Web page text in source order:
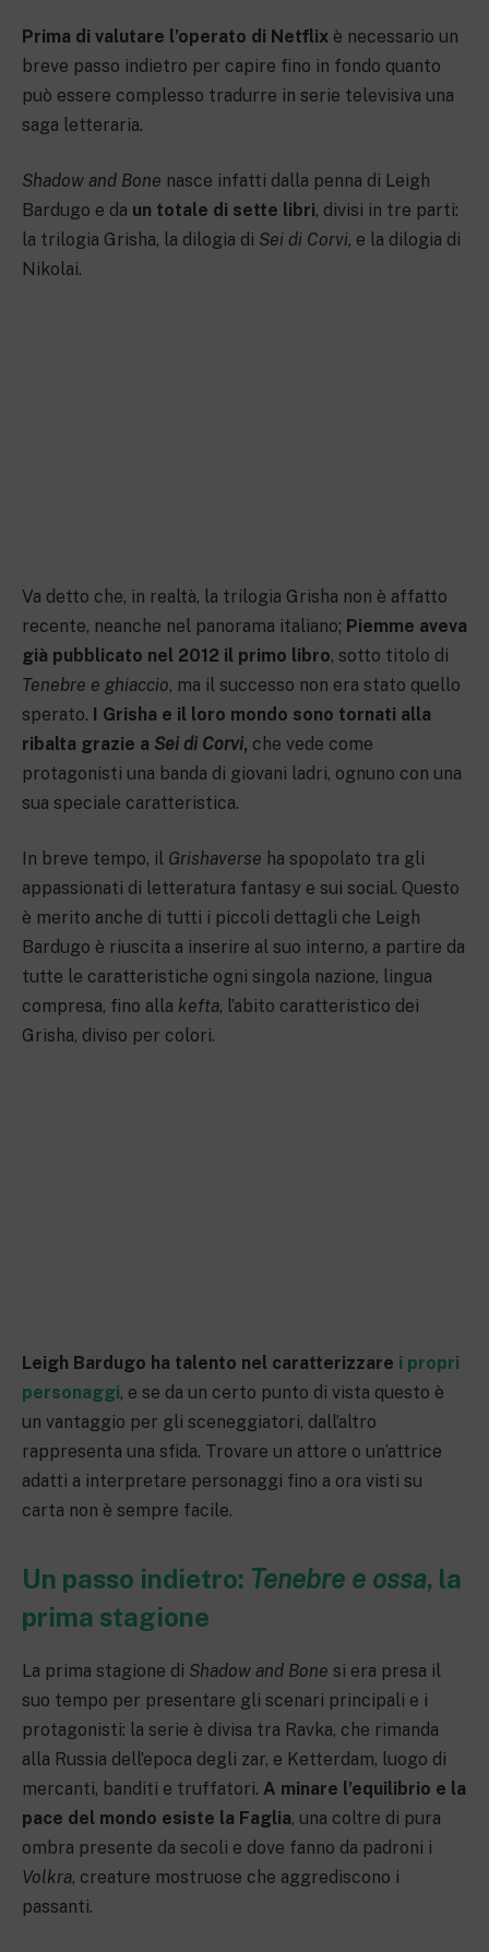
Prima di valutare l’operato di Netflix è necessario un
breve passo indietro per capire fino in fondo quanto
può essere complesso tradurre in serie televisiva una
saga letteraria.
Shadow and Bone nasce infatti dalla penna di Leigh
Bardugo e da un totale di sette libri, divisi in tre parti:
la trilogia Grisha, la dilogia di Sei di Corvi, e la dilogia di
Nikolai.
Va detto che, in realtà, la trilogia Grisha non è affatto
recente, neanche nel panorama italiano; Piemme aveva
già pubblicato nel 2012 il primo libro, sotto titolo di
Tenebre e ghiaccio, ma il successo non era stato quello
sperato. I Grisha e il loro mondo sono tornati alla
ribalta grazie a Sei di Corvi, che vede come
protagonisti una banda di giovani ladri, ognuno con una
sua speciale caratteristica.
In breve tempo, il Grishaverse ha spopolato tra gli
appassionati di letteratura fantasy e sui social. Questo
è merito anche di tutti i piccoli dettagli che Leigh
Bardugo è riuscita a inserire al suo interno, a partire da
tutte le caratteristiche ogni singola nazione, lingua
compresa, fino alla kefta, l’abito caratteristico dei
Grisha, diviso per colori.
Leigh Bardugo ha talento nel caratterizzare i propri
personaggi, e se da un certo punto di vista questo è
un vantaggio per gli sceneggiatori, dall’altro
rappresenta una sfida. Trovare un attore o un’attrice
adatti a interpretare personaggi fino a ora visti su
carta non è sempre facile.
Un passo indietro: Tenebre e ossa, la
prima stagione
La prima stagione di Shadow and Bone si era presa il
suo tempo per presentare gli scenari principali e i
protagonisti: la serie è divisa tra Ravka, che rimanda
alla Russia dell’epoca degli zar, e Ketterdam, luogo di
mercanti, banditi e truffatori. A minare l’equilibrio e la
pace del mondo esiste la Faglia, una coltre di pura
ombra presente da secoli e dove fanno da padroni i
Volkra, creature mostruose che aggrediscono i
passanti.